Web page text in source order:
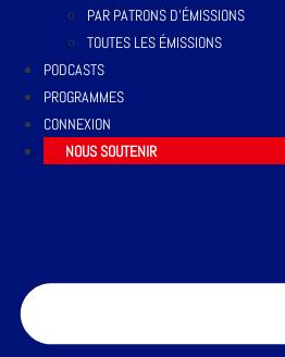
PAR PATRONS D’ÉMISSIONS
TOUTES LES ÉMISSIONS
PODCASTS
PROGRAMMES
CONNEXION
NOUS SOUTENIR